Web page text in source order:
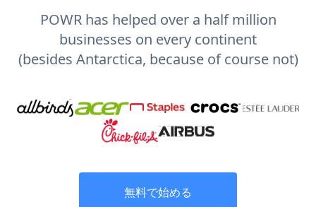
POWR has helped over a half million
businesses on every continent
(besides Antarctica, because of course not)
無料で始める